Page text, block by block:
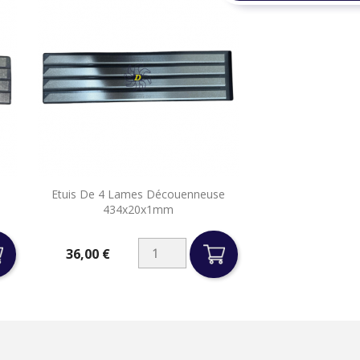
Etuis De 4 Lames Découenneuse
434x20x1mm
36,00 €
 Aperçu rapide